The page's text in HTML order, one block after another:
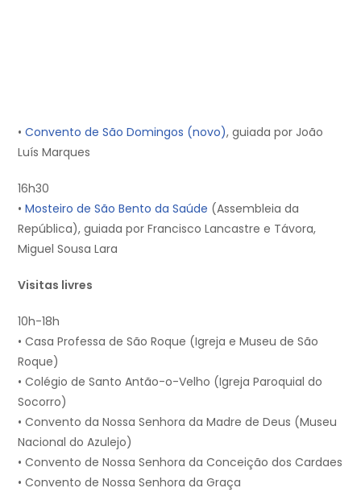
• Convento de São Domingos (novo), guiada por João
Luís Marques
16h30
• Mosteiro de São Bento da Saúde (Assembleia da
República), guiada por Francisco Lancastre e Távora,
Miguel Sousa Lara
Visitas livres
10h-18h
• Casa Professa de São Roque (Igreja e Museu de São
Roque)
• Colégio de Santo Antão-o-Velho (Igreja Paroquial do
Socorro)
• Convento da Nossa Senhora da Madre de Deus (Museu
Nacional do Azulejo)
• Convento de Nossa Senhora da Conceição dos Cardaes
• Convento de Nossa Senhora da Graça